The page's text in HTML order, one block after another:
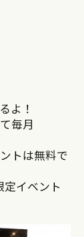
よ！
毎月
トは無料で
イベント